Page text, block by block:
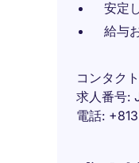
安定
給与
コンタクト
求人番号
電話